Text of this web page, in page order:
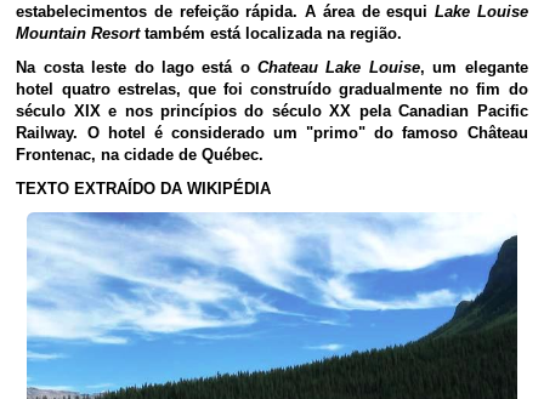
estabelecimentos de refeição rápida. A área de esqui Lake Louise
Mountain Resorttambém está localizada na região.
Na costa leste do lago está oChateau Lake Louise, um elegante
hotel quatro estrelas, que foi construído gradualmente no fim do
século XIX e nos princípios do século XX pela Canadian Pacific
Railway. O hotel é considerado um "primo" do famoso Château
Frontenac, na cidade de Québec.
TEXTO EXTRAÍDO DA WIKIPÉDIA